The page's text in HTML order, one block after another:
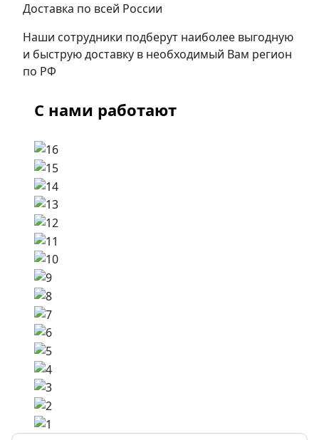
Доставка по всей России
Наши сотрудники подберут наиболее выгодную
и быструю доставку в необходимый Вам регион
по РФ
С нами работают